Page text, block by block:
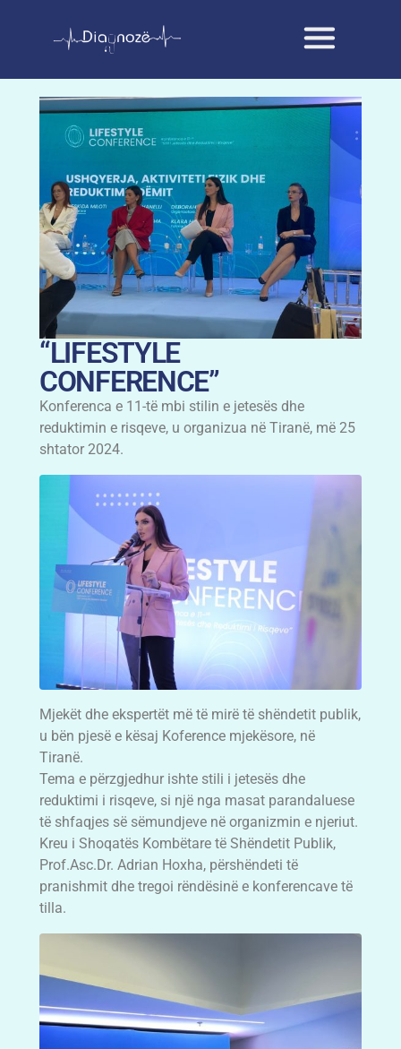
“LIFESTYLE
CONFERENCE”
Konferenca e 11-të mbi stilin e jetesës dhe
reduktimin e risqeve, u organizua në Tiranë, më 25
shtator 2024.
Mjekët dhe ekspertët më të mirë të shëndetit publik,
u bën pjesë e kësaj Koference mjekësore, në
Tiranë.
Tema e përzgjedhur ishte stili i jetesës dhe
reduktimi i risqeve, si një nga masat parandaluese
të shfaqjes së sëmundjeve në organizmin e njeriut.
Kreu i Shoqatës Kombëtare të Shëndetit Publik,
Prof.Asc.Dr. Adrian Hoxha, përshëndeti të
pranishmit dhe tregoi rëndësinë e konferencave të
tilla.